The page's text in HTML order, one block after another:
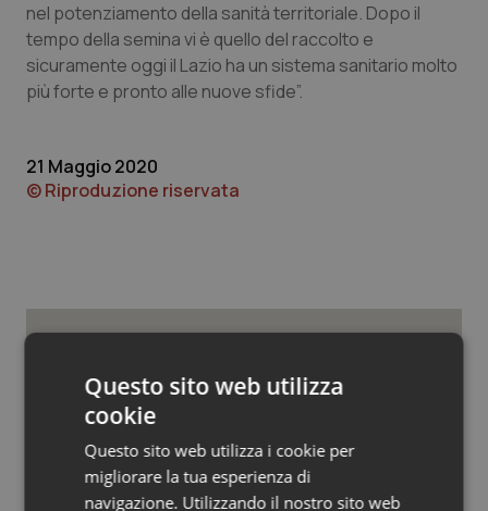
Valle D’Aosta
Veneto
Oncodermatologia
Oncoematologia
Psoriasi & pelle
Quotidiano Chirurgia
Quotidiano Pediatria
Rene & patologie urogenitali
nel potenziamento della sanità territoriale. Dopo il
tempo della semina vi è quello del raccolto e
sicuramente oggi il Lazio ha un sistema sanitario molto
più forte e pronto alle nuove sfide”.
21 Maggio 2020
© Riproduzione riservata
Lazio
Spallanzani. Settembre in festa: dai
90 anni della nascita e i 30 da Irccs
Questo sito web utilizza
cookie
Questo sito web utilizza i cookie per
migliorare la tua esperienza di
navigazione. Utilizzando il nostro sito web